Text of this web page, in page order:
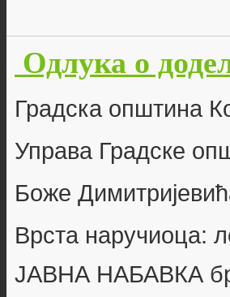
Одлука о
Градска општина
Управа Градске
Боже
Врста наручиоца:
ЈАВНА НАБАВКА